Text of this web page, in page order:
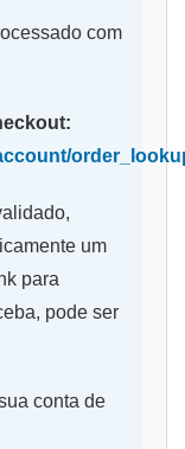
com
um
para
pode ser
conta de